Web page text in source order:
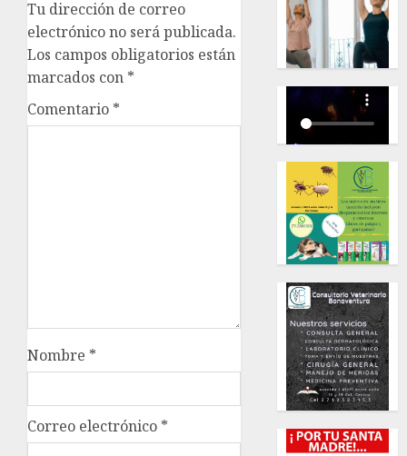
Tu dirección de correo
electrónico no será publicada.
Los campos obligatorios están
marcados con *
Comentario *
Nombre *
Correo electrónico *